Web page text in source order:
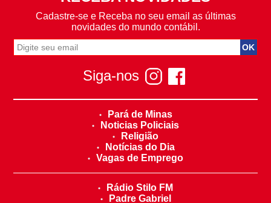
Cadastre-se e Receba no seu email as últimas
novidades do mundo contábil.
Siga-nos
Pará de Minas
Noticias Policiais
Religião
Notícias do Dia
Vagas de Emprego
Rádio Stilo FM
Padre Gabriel